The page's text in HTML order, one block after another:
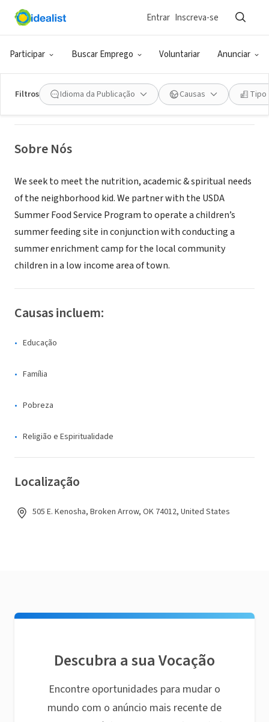
Participar Buscar Emprego Voluntariar Anunciar
Entrar Inscreva-se
Filtros Idioma da Publicação Causas Tipo
ONG (SETOR SOCIAL)
New Heights Summer Camp
Sobre Nós
We seek to meet the nutrition, academic & spiritual needs
of the neighborhood kid. We partner with the USDA
Summer Food Service Program to operate a children’s
summer feeding site in conjunction with conducting a
summer enrichment camp for the local community
children in a low income area of town.
Causas incluem:
Educação
Família
Pobreza
Religião e Espiritualidade
Localização
505 E. Kenosha, Broken Arrow, OK 74012, United States
Descubra a sua Vocação
Encontre oportunidades para mudar o
mundo com o anúncio mais recente de